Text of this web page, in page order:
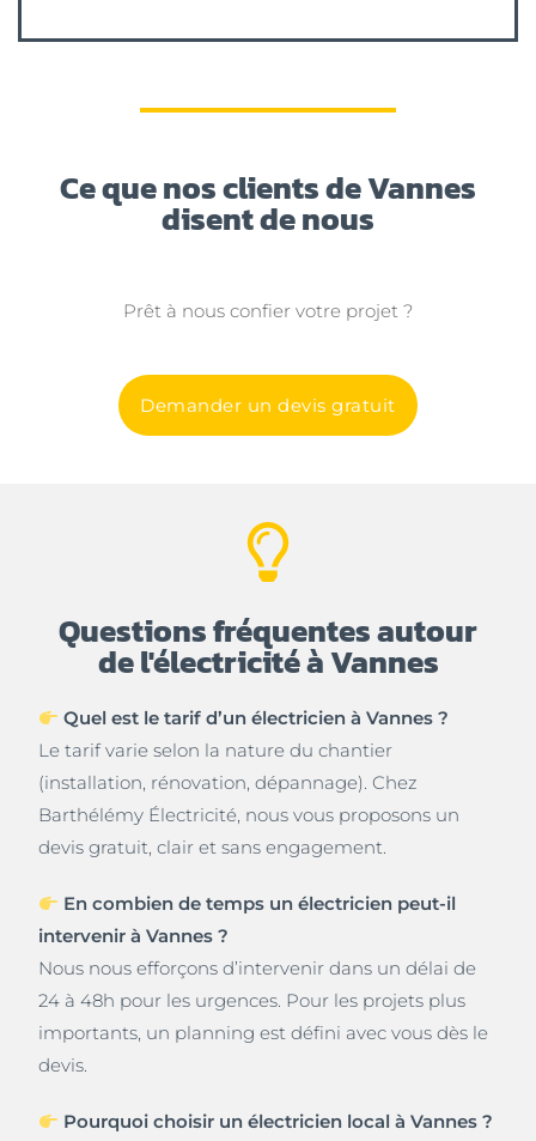
Ce que nos clients de Vannes
disent de nous
Prêt à nous confier votre projet ?
Demander un devis gratuit
Questions fréquentes autour
de l'électricité à Vannes
Quel est le tarif d’un électricien à Vannes ?
Le tarif varie selon la nature du chantier
(installation, rénovation, dépannage). Chez
Barthélémy Électricité, nous vous proposons un
devis gratuit, clair et sans engagement.
En combien de temps un électricien peut-il
intervenir à Vannes ?
Nous nous efforçons d’intervenir dans un délai de
24 à 48h pour les urgences. Pour les projets plus
importants, un planning est défini avec vous dès le
devis.
Pourquoi choisir un électricien local à Vannes ?